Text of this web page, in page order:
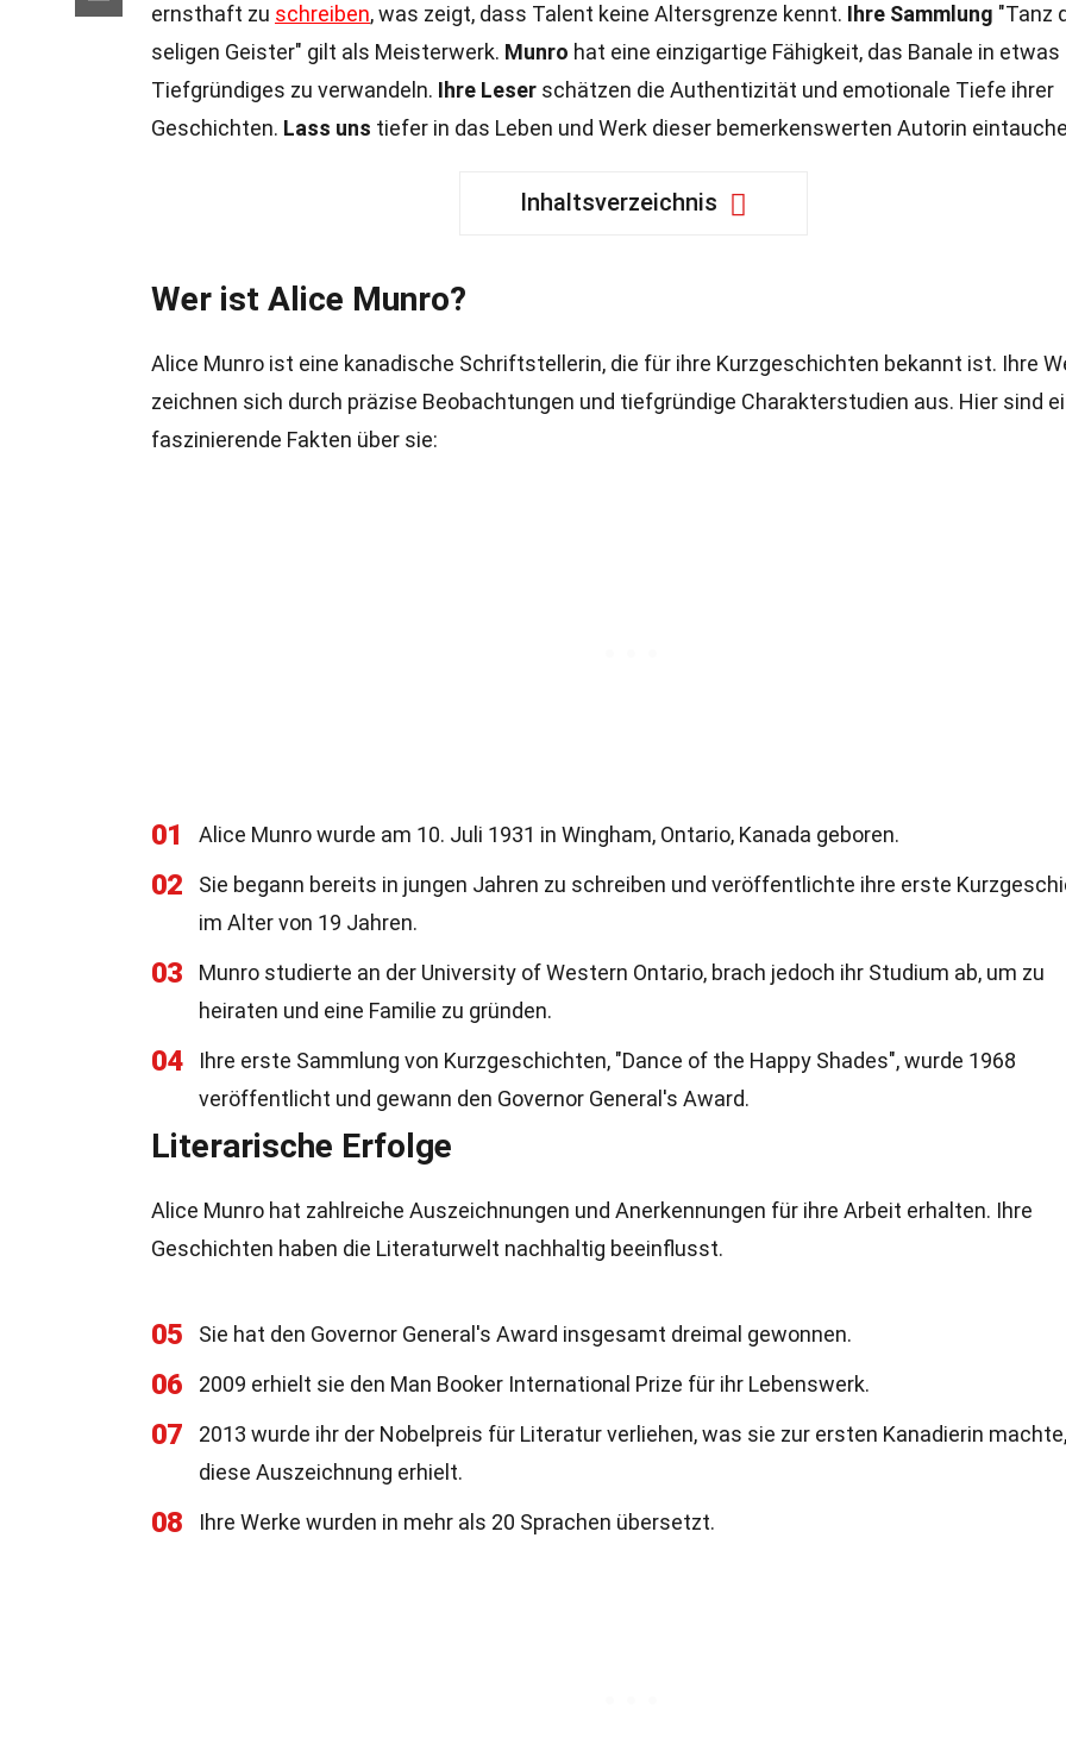
ernsthaft zu schreiben, was zeigt, dass Talent keine Altersgrenze kennt. Ihre Sammlung "Tanz
seligen Geister" gilt als Meisterwerk. Munro hat eine einzigartige Fähigkeit, das Banale in etwas
Tiefgründiges zu verwandeln. Ihre Leser schätzen die Authentizität und emotionale Tiefe ihrer
Geschichten. Lass uns tiefer in das Leben und Werk dieser bemerkenswerten Autorin
Inhaltsverzeichnis
Wer ist Alice Munro?
Alice Munro ist eine kanadische Schriftstellerin, die für ihre Kurzgeschichten bekannt ist. Ihre
zeichnen sich durch präzise Beobachtungen und tiefgründige Charakterstudien aus. Hier sind
faszinierende Fakten über sie:
01 Alice Munro wurde am 10. Juli 1931 in Wingham, Ontario, Kanada geboren.
02
Sie begann bereits in jungen Jahren zu schreiben und veröffentlichte ihre erste
im Alter von 19 Jahren.
03
Munro studierte an der University of Western Ontario, brach jedoch ihr Studium ab, um zu
heiraten und eine Familie zu gründen.
04
Ihre erste Sammlung von Kurzgeschichten, "Dance of the Happy Shades", wurde 1968
veröffentlicht und gewann den Governor General's Award.
Literarische Erfolge
Alice Munro hat zahlreiche Auszeichnungen und Anerkennungen für ihre Arbeit erhalten. Ihre
Geschichten haben die Literaturwelt nachhaltig beeinflusst.
05 Sie hat den Governor General's Award insgesamt dreimal gewonnen.
06 2009 erhielt sie den Man Booker International Prize für ihr Lebenswerk.
07
2013 wurde ihr der Nobelpreis für Literatur verliehen, was sie zur ersten Kanadierin
diese Auszeichnung erhielt.
08 Ihre Werke wurden in mehr als 20 Sprachen übersetzt.